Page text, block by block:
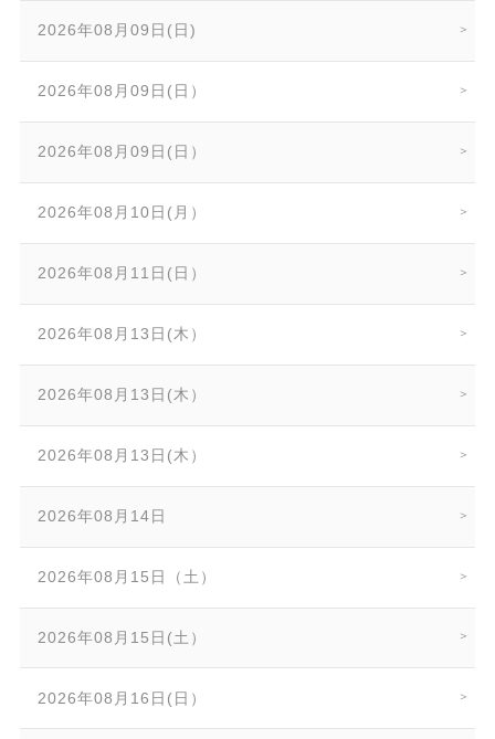
2026年08月09日(日)
2026年08月09日(日）
2026年08月09日(日）
2026年08月10日(月）
2026年08月11日(日）
2026年08月13日(木）
2026年08月13日(木）
2026年08月13日(木）
2026年08月14日
2026年08月15日（土）
2026年08月15日(土）
2026年08月16日(日）